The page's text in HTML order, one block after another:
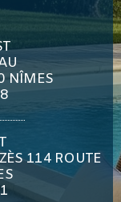
NÎMES
114 ROUTE